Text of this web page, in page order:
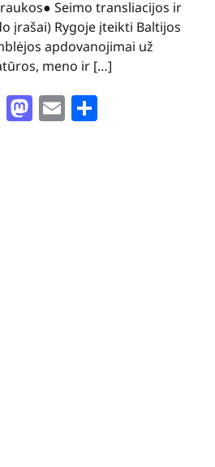
Seimo transliacijos ir
įrašai) Rygoje įteikti Baltijos
apdovanojimai už
meno ir […]
Facebook
Mastodon
Email